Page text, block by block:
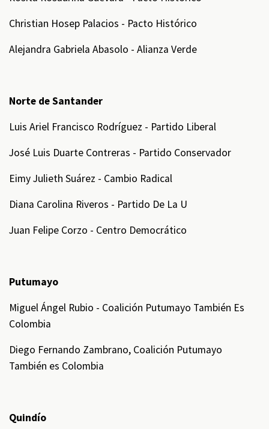
Christian Hosep Palacios - Pacto Histórico
Alejandra Gabriela Abasolo - Alianza Verde
Norte de Santander
Luis Ariel Francisco Rodríguez - Partido Liberal
José Luis Duarte Contreras - Partido Conservador
Eimy Julieth Suárez - Cambio Radical
Diana Carolina Riveros - Partido De La U
Juan Felipe Corzo - Centro Democrático
Putumayo
Miguel Ángel Rubio - Coalición Putumayo También Es
Colombia
Diego Fernando Zambrano, Coalición Putumayo
También es Colombia
Quindío